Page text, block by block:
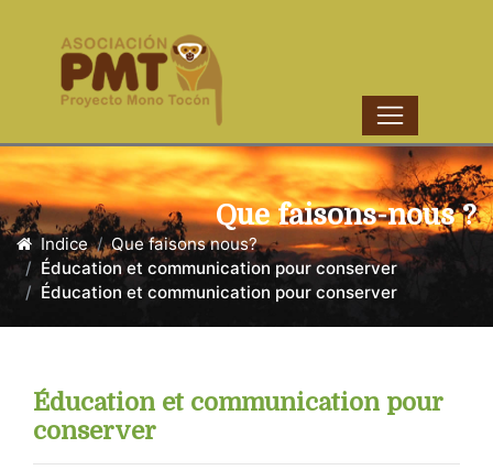
Que faisons-nous ?
Indice
Que faisons nous?
Éducation et communication pour conserver
Éducation et communication pour conserver
Éducation et communication pour
conserver